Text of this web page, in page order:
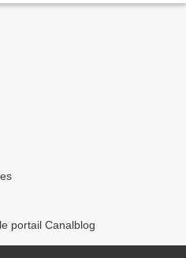
portail Canalblog